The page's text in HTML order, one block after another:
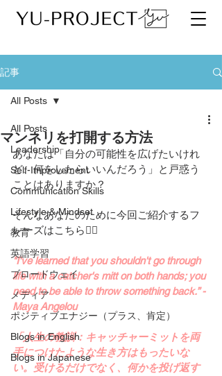
記事
All Posts
Leadership
Self-Improvement
Communication Skills
Lifestyle & Mindset
教育
英語学習
ブロードウェイ
メディア
ポジティブエナジー（プラス、肯定）
Blogs in English
Blogs in Japanese
All Posts
マンネリを打開する方法
あなたは「自分の可能性を広げたいけれ
ど、何をしたらいいんだろう」と戸惑う
ことはありますか？
そんなあなたのために今回ご紹介するフ
レーズはこちら👇🏻
"I've learned that you shouldn't go through
life with a catcher's mitt on both hands; you
need to be able to throw something back.” -
Maya Angelou
「人生の教訓：キャッチャーミットを両
手につけたような生き方はもったいな
い。受けるだけでなく、何かを投げ返す